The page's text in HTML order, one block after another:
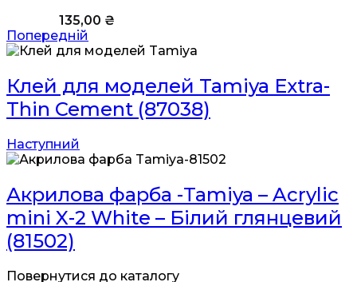
135,00 ₴
Попередній
Клей для моделей Tamiya Extra-
Thin Cement (87038)
Наступний
Акрилова фарба -Tamiya – Acrylic
mini X-2 White – Білий глянцевий
(81502)
Повернутися до каталогу